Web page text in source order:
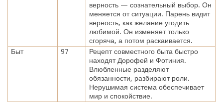
верность — сознательный выбор. Он
меняется от ситуации. Парень видит
верность, как желание угодить
любимой. Он изменяет только
сгоряча, а потом раскаивается.
Быт
97
Рецепт совместного быта быстро
находят Дорофей и Фотиния.
Влюбленные разделяют
обязанности, разбирают роли.
Нерушимая система обеспечивает
мир и спокойствие.